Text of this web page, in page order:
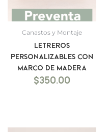
Canastos y Montaje
Letreros
personalizables con
marco de madera
$350.00